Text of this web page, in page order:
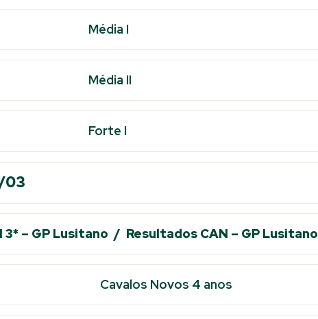
Média I
Média II
Forte I
03
3* – GP Lusitano / Resultados CAN – GP Lusitano
Cavalos Novos 4 anos